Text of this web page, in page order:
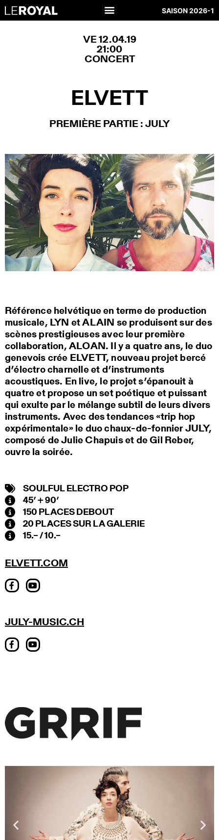
SAISON 2026-1
VE 12.04.19
21:00
CONCERT
ELVETT
PREMIÈRE PARTIE : JULY
Référence helvétique en terme de production
musicale, LYN et ALAIN se produisent sur des
scènes prestigieuses avec leur première
collaboration, ALOAN. Il y a quatre ans, le duo
genevois crée ELVETT, nouveau projet bercé
d’électro charnelle et d’instruments
acoustiques. En live, le projet s’épanouit à
quatre et propose un set poétique et puissant
qui exulte par le mélange subtil de leurs divers
instruments. Avec des tendances «trip hop
expérimentale» le duo chaux-de-fonnier JULY,
composé de Julie Chapuis et de Gil Reber,
ouvre la soirée.
SOULFUL ELECTRO POP
45’ + 90’
150 PLACES DEBOUT
20 PLACES SUR LA GALERIE
15.– / 10.–
ELVETT.COM
JULY-MUSIC.CH